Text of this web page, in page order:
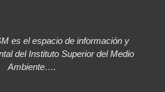
es el espacio de información y
del Instituto Superior del Medio
Ambiente….